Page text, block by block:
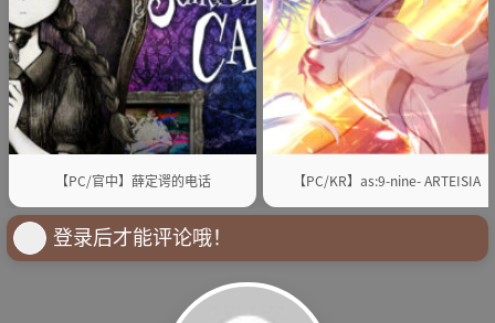
【PC/官中】薛定谔的电话 【PC/KR】as:9-nine- ARTEISIA
登录后才能评论哦！